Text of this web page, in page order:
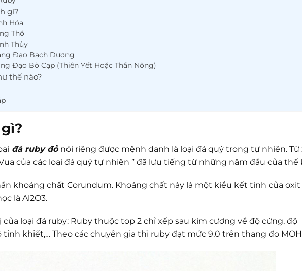
gì?
Hỏa
Thổ
Thủy
Đạo Bạch Dương
Đạo Bò Cạp (Thiên Yết Hoặc Thần Nông)
thế nào?
đá ruby đỏ nói riêng được mệnh danh là loại đá quý trong tự nhiên. Từ
của các loại đá quý tự nhiên ” đã lưu tiếng từ những năm đầu của thế
khoáng chất Corundum. Khoáng chất này là một kiểu kết tinh của oxit
là Al2O3.
loại đá ruby: Ruby thuộc top 2 chỉ xếp sau kim cương về độ cứng, độ
tinh khiết,… Theo các chuyên gia thì ruby đạt mức 9,0 trên thang đo